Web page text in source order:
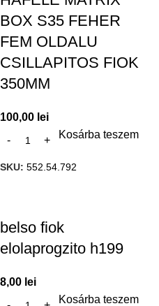
BOX S35 FEHER
FEM OLDALU
CSILLAPITOS FIOK
350MM
100,00 lei
Kosárba teszem
SKU: 552.54.792
belso fiok
elolaprogzito h199
8,00 lei
Kosárba teszem